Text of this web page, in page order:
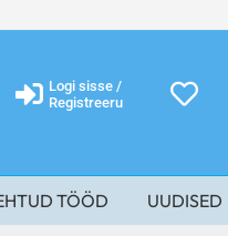
Logi sisse /
Registreeru
TÖÖD UUDISED